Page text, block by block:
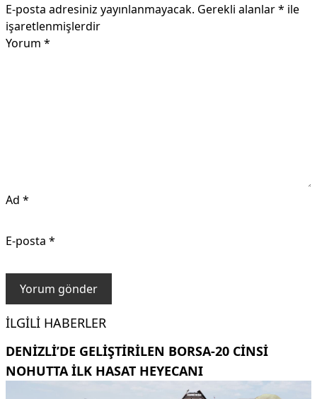
E-posta adresiniz yayınlanmayacak. Gerekli alanlar* ile
işaretlenmişlerdir
Yorum *
Ad *
E-posta *
İLGILI HABERLER
DENIZLI’DE GELIŞTIRILEN BORSA-20 CINSI
NOHUTTA ILK HASAT HEYECANI